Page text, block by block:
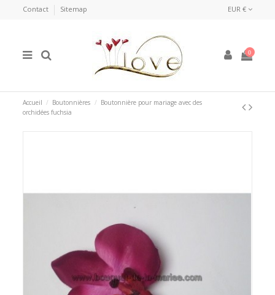
Contact Sitemap EUR €
0
Accueil Boutonnières
Boutonnière pour mariage avec des
orchidées fuchsia